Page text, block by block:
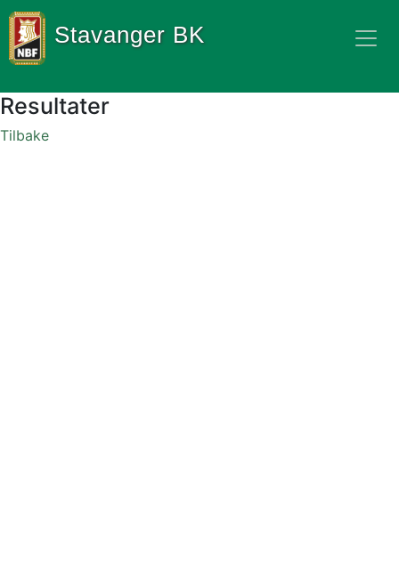
Stavanger BK
Resultater
Tilbake